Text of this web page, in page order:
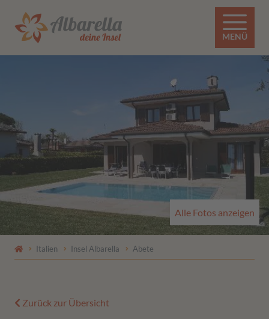
MENÜ
Alle Fotos anzeigen
Italien Insel Albarella Abete
Zurück zur Übersicht